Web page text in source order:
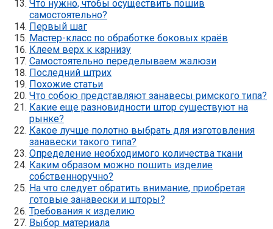
Что нужно, чтобы осуществить пошив
самостоятельно?
Первый шаг
Мастер-класс по обработке боковых краёв
Клеем верх к карнизу
Самостоятельно переделываем жалюзи
Последний штрих
Похожие статьи
Что собою представляют занавесы римского типа?
Какие еще разновидности штор существуют на
рынке?
Какое лучше полотно выбрать для изготовления
занавески такого типа?
Определение необходимого количества ткани
Каким образом можно пошить изделие
собственноручно?
На что следует обратить внимание, приобретая
готовые занавески и шторы?
Требования к изделию
Выбор материала